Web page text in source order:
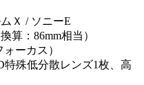
Ｘ / ソニーE
算：86mm相当）
ーカス）
特殊低分散レンズ1枚、高